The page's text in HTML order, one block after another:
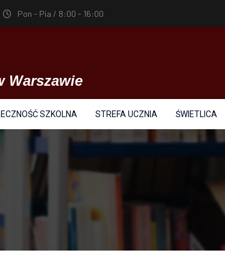
Pon - Pia / 8:00 - 16:00
Warszawie
SZKOLNA STREFA UCZNIA ŚWIETLICA